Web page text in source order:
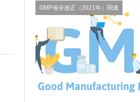
GMP省令改正（2021年）関連